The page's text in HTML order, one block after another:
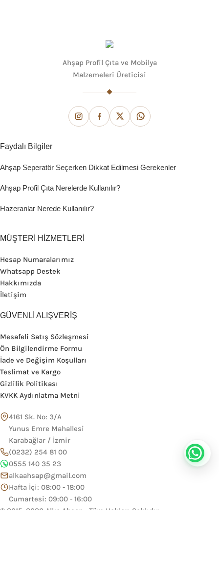
Ahşap Profil Çıta ve Mobilya
Malzemeleri Üreticisi
Faydalı Bilgiler
Ahşap Seperatör Seçerken Dikkat Edilmesi Gerekenler
Ahşap Profil Çıta Nerelerde Kullanılır?
Hazeranlar Nerede Kullanılır?
MÜŞTERİ HİZMETLERİ
Hesap Numaralarımız
Whatsapp Destek
Hakkımızda
İletişim
GÜVENLİ ALIŞVERİŞ
Mesafeli Satış Sözleşmesi
Ön Bilgilendirme Formu
İade ve Değişim Koşulları
Teslimat ve Kargo
Gizlilik Politikası
KVKK Aydınlatma Metni
4161 Sk. No: 3/A
Yunus Emre Mahallesi
Karabağlar / İzmir
(0232) 254 81 00
0555 140 35 23
alkaahsap@gmail.com
Hafta İçi: 08:00 - 18:00
Cumartesi: 09:00 - 16:00
© 2015–2026 Alka Ahşap • Tüm Hakları Saklıdır.